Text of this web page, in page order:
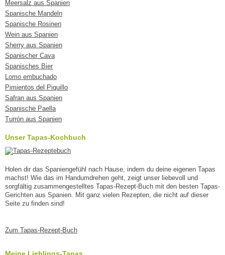
Meersalz aus Spanien
Spanische Mandeln
Spanische Rosinen
Wein aus Spanien
Sherry aus Spanien
Spanischer Cava
Spanisches Bier
Lomo embuchado
Pimientos del Piquillo
Safran aus Spanien
Spanische Paella
Turrón aus Spanien
Unser Tapas-Kochbuch
Holen dir das Spaniengefühl nach Hause, indem du deine eigenen Tapas
machst! Wie das im Handumdrehen geht, zeigt unser liebevoll und
sorgfältig zusammengestelltes Tapas-Rezept-Buch mit den besten Tapas-
Gerichten aus Spanien. Mit ganz vielen Rezepten, die nicht auf dieser
Seite zu finden sind!
Zum Tapas-Rezept-Buch